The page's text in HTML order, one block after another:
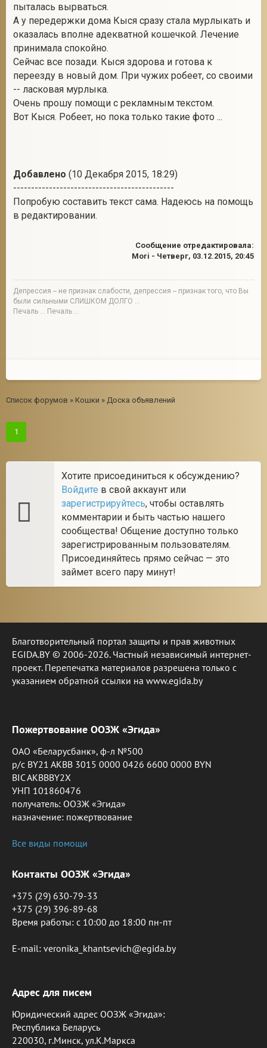
пыталась вырваться.
А у передержки дома Кыся сразу стала мурлыкать и
оказалась вполне адекватной кошечкой. Лечение
принимала спокойно.
Сейчас все позади. Кыся здорова и готова к
переезду в новый дом. При чужих робеет, со своими
-- ласковая мурлыка.
Очень прошу помощи с рекламным текстом.
Вот Кыся. Робеет, но пока только такие фото ...
Добавлено (10 Декабря 2015, 18:29)
---------------------------------------------
Попробую составить текст сама. Надеюсь на помощь
в редактировании.
Сообщение отредактировала:
Mori - Четверг, 03.12.2015, 20:45
Депрессия -- не признак слабости, депрессия -- признак того, что Вы
были сильными СЛИШКОМ ДОЛГО ...
Печаль ... Печаль ...
Список форумов » Кошки » Доска объявлений
1
Хотите присоединиться к обсуждению?
Войдите в свой аккаунт или
зарегистрируйтесь, чтобы оставлять
комментарии и быть частью нашего
сообщества! Общение доступно только
зарегистрированным пользователям.
Присоединяйтесь прямо сейчас — это
займет всего пару минут!
Благотворительный портал защиты и прав животных
EGIDA.BY © 2006-2026. Частный независимый интернет-
проект. Перепечатка материалов разрешена только с
указанием обратной ссылки на www.egida.by
Пожертвование ООЗЖ «Эгида»
ОАО «Беларусбанк», ф-л №500
р/с BY21 AKBB 3015 0000 0426 6600 0000 BYN
BIC AKBBBY2X
УНП 101860476
получатель: ООЗЖ «Эгида»
назначение: пожертвование
Все виды помощи
Контакты ООЗЖ «Эгида»
+375 (29) 630-79-33
+375 (29) 396-89-68
Время работы: c 10:00 до 18:00 пн-пт
E-mail: veronika_khantsevich@egida.by
Адрес для писем
Юридический адрес ООЗЖ «Эгида»:
Республика Беларусь
220030, г.Минск, ул.К.Маркса